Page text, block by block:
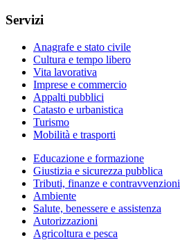
Servizi
Anagrafe e stato civile
Cultura e tempo libero
Vita lavorativa
Imprese e commercio
Appalti pubblici
Catasto e urbanistica
Turismo
Mobilità e trasporti
Educazione e formazione
Giustizia e sicurezza pubblica
Tributi, finanze e contravvenzioni
Ambiente
Salute, benessere e assistenza
Autorizzazioni
Agricoltura e pesca